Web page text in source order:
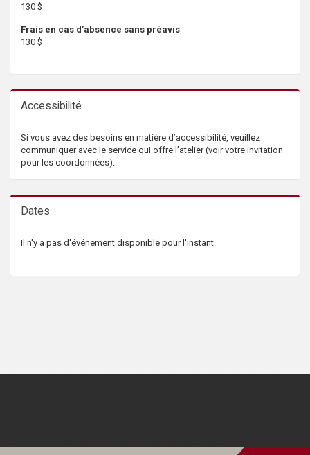
130 $
Frais en cas d’absence sans préavis
130 $
Accessibilité
Si vous avez des besoins en matière d’accessibilité, veuillez
communiquer avec le service qui offre l’atelier (voir votre invitation
pour les coordonnées).
Dates
Il n'y a pas d'événement disponible pour l'instant.